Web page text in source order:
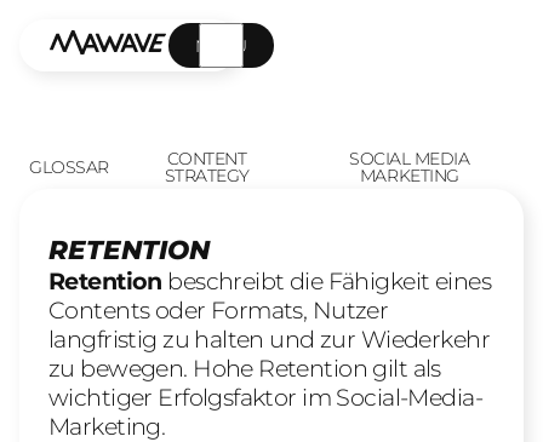
MENÜ
GLOSSAR CONTENT
STRATEGY
SOCIAL MEDIA
MARKETING
RETENTION
Retention beschreibt die Fähigkeit eines
Contents oder Formats, Nutzer
langfristig zu halten und zur Wiederkehr
zu bewegen. Hohe Retention gilt als
wichtiger Erfolgsfaktor im Social-Media-
Marketing.